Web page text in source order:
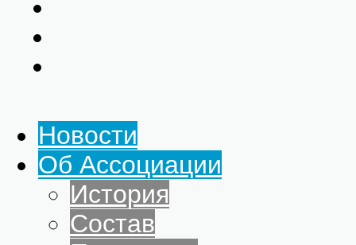
Новости
Об Ассоциации
История
Состав